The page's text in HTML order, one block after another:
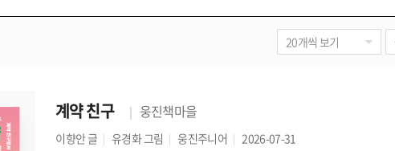
계약 친구 웅진책마을
이향안글 유경화그림 웅진주니어 2026-07-31